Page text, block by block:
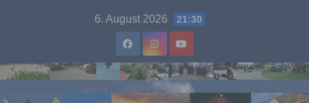
6. August 2026 21:30